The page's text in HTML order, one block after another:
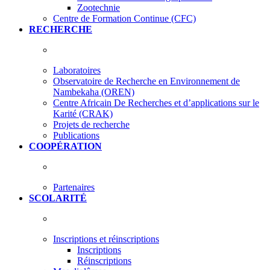
Zootechnie
Centre de Formation Continue (CFC)
RECHERCHE
Laboratoires
Observatoire de Recherche en Environnement de
Nambekaha (OREN)
Centre Africain De Recherches et d’applications sur le
Karité (CRAK)
Projets de recherche
Publications
COOPÉRATION
Partenaires
SCOLARITÉ
Inscriptions et réinscriptions
Inscriptions
Réinscriptions